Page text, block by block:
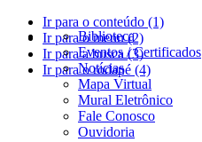
Ir para o conteúdo (1)
Ir para o menu (2)
Ir para a busca (3)
Ir para o rodapé (4)
Biblioteca
Eventos / Certificados
Notícias
Mapa Virtual
Mural Eletrônico
Fale Conosco
Ouvidoria